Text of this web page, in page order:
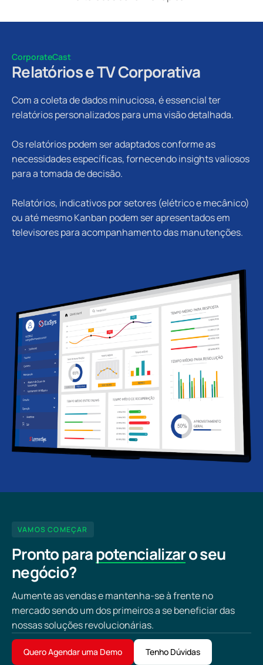
CorporateCast
Relatórios e TV Corporativa
Com a coleta de dados minuciosa, é essencial ter
relatórios personalizados para uma visão detalhada.
Os relatórios podem ser adaptados conforme as
necessidades específicas, fornecendo insights valiosos
para a tomada de decisão.
Relatórios, indicativos por setores (elétrico e mecânico)
ou até mesmo Kanban podem ser apresentados em
televisores para acompanhamento das manutenções.
VAMOS COMEÇAR
Pronto parapotencializaro seu
negócio?
Aumente as vendas e mantenha-se à frente no
mercado sendo um dos primeiros a se beneficiar das
nossas soluções revolucionárias.
Quero Agendar uma Demo Tenho Dúvidas